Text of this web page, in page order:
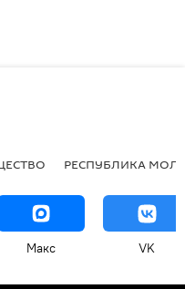
РЕСПУБЛИКА
Макс VK